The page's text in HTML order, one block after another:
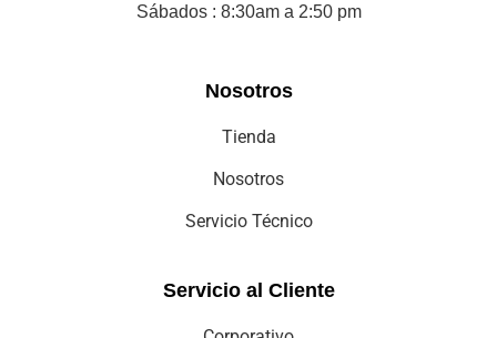
Sábados : 8:30am a 2:50 pm
Nosotros
Tienda
Nosotros
Servicio Técnico
Servicio al Cliente